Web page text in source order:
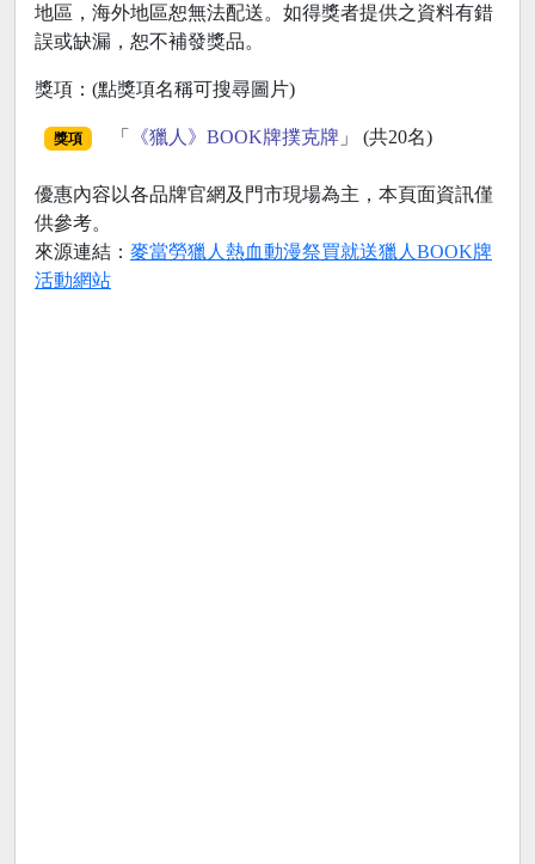
地區，海外地區恕無法配送。如得獎者提供之資料有錯
誤或缺漏，恕不補發獎品。
獎項：(點獎項名稱可搜尋圖片)
獎項 「 《獵人》BOOK牌撲克牌」 (共20名)
優惠內容以各品牌官網及門市現場為主，本頁面資訊僅
供參考。
來源連結： 麥當勞獵人熱血動漫祭買就送獵人BOOK牌
活動網站